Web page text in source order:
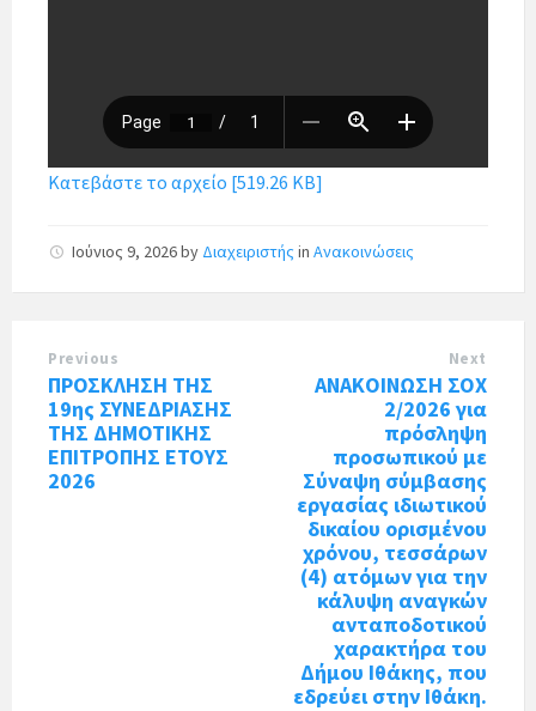
Κατεβάστε το αρχείο [519.26 KB]
Ιούνιος 9, 2026by Διαχειριστής in Ανακοινώσεις
Previous
ΠΡΟΣΚΛΗΣΗ ΤΗΣ
19ης ΣΥΝΕΔΡΙΑΣΗΣ
ΤΗΣ ΔΗΜΟΤΙΚΗΣ
ΕΠΙΤΡΟΠΗΣ ΕΤΟΥΣ
2026
Next
ΑΝΑΚΟΙΝΩΣΗ ΣΟΧ
2/2026 για
πρόσληψη
προσωπικού με
Σύναψη σύμβασης
εργασίας ιδιωτικού
δικαίου ορισμένου
χρόνου, τεσσάρων
(4) ατόμων για την
κάλυψη αναγκών
ανταποδοτικού
χαρακτήρα του
Δήμου Ιθάκης, που
εδρεύει στην Ιθάκη.